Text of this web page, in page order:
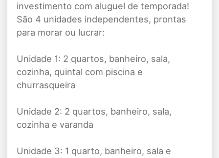
investimento com aluguel de temporada!
São 4 unidades independentes, prontas
para morar ou lucrar:
Unidade 1: 2 quartos, banheiro, sala,
cozinha, quintal com piscina e
churrasqueira
Unidade 2: 2 quartos, banheiro, sala,
cozinha e varanda
Unidade 3: 1 quarto, banheiro, sala e